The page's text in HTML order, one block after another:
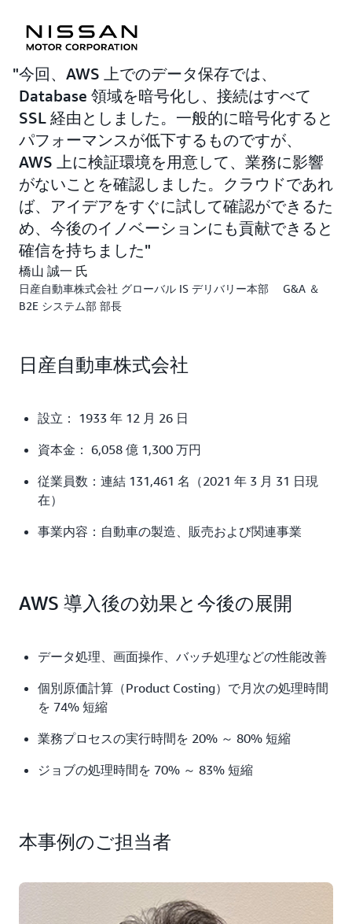
今回、AWS 上でのデータ保存では、
Database 領域を暗号化し、接続はすべて
SSL 経由としました。一般的に暗号化すると
パフォーマンスが低下するものですが、
AWS 上に検証環境を用意して、業務に影響
がないことを確認しました。クラウドであれ
ば、アイデアをすぐに試して確認ができるた
め、今後のイノベーションにも貢献できると
確信を持ちました
橋山 誠一 氏
日産自動車株式会社 グローバル IS デリバリー本部 G&A ＆
B2E システム部 部長
日産自動車株式会社
設立： 1933 年 12 月 26 日
資本金： 6,058 億 1,300 万円
従業員数：連結 131,461 名（2021 年 3 月 31 日現
在）
事業内容：自動車の製造、販売および関連事業
AWS 導入後の効果と今後の展開
データ処理、画面操作、バッチ処理などの性能改善
個別原価計算（Product Costing）で月次の処理時間
を 74% 短縮
業務プロセスの実行時間を 20% ～ 80% 短縮
ジョブの処理時間を 70% ～ 83% 短縮
本事例のご担当者